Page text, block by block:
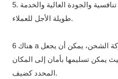
5. التسليم السريع، وبأسعار تنافسية والجودة العالية والخدمة
طويلة الأجل للعملاء.
6 هناك a التعاون طويل الأمد مع شركة الشحن، يمكن أن يجعل
يمكن تسليمها بأمان إلى المكان
المحدد كضيف.